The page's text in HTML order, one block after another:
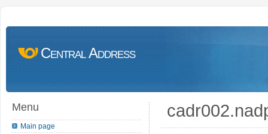
Central Address
Menu
Main page